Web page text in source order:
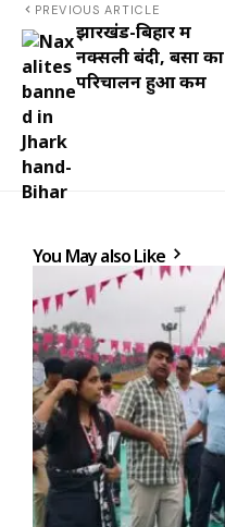
PREVIOUS ARTICLE
झारखंड-बिहार में
नक्सली बंदी, बसों का
परिचालन हुआ कम
You May also Like